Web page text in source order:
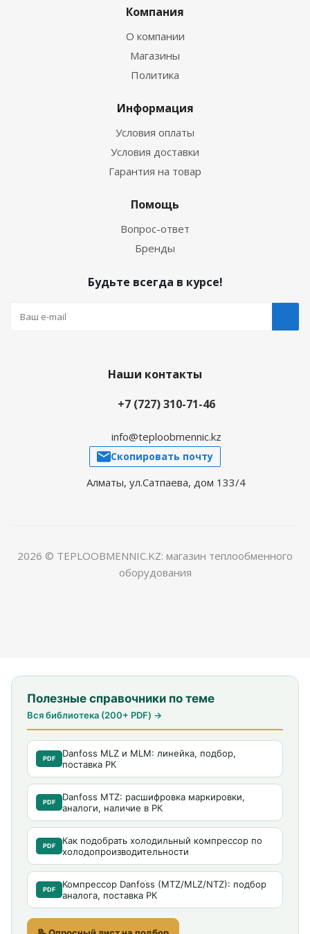
Компания
О компании
Магазины
Политика
Информация
Условия оплаты
Условия доставки
Гарантия на товар
Помощь
Вопрос-ответ
Бренды
Будьте всегда в курсе!
Наши контакты
+7 (727) 310-71-46
info@teploobmennic.kz
Скопировать почту
Алматы, ул.Сатпаева, дом 133/4
2026 © TEPLOOBMENNIC.KZ: магазин теплообменного
оборудования
Полезные справочники по теме
Вся библиотека (200+ PDF) →
PDF
Danfoss MLZ и MLM: линейка, подбор,
поставка РК
PDF
Danfoss MTZ: расшифровка маркировки,
аналоги, наличие в РК
PDF
Как подобрать холодильный компрессор по
холодопроизводительности
PDF
Компрессор Danfoss (MTZ/MLZ/NTZ): подбор
аналога, поставка РК